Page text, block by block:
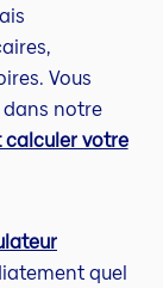
Vous
notre
calculer votre
quel